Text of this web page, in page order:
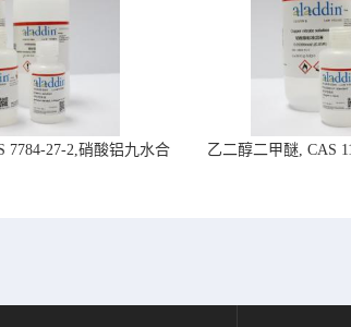
7784-27-2,硝酸铝九水合
乙二醇二甲醚, CAS